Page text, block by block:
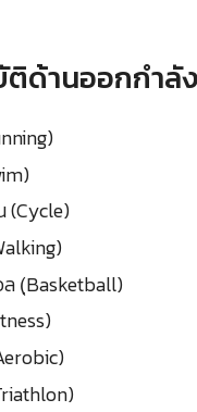
ด้านออกกำลั
(Cycle)
(ฺBasketball)